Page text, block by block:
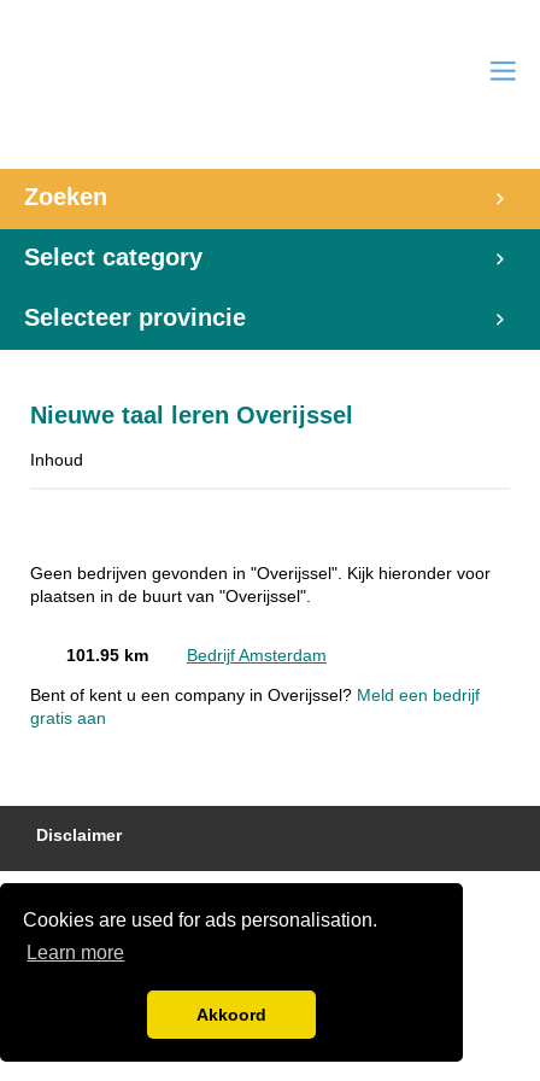
Cookies are used for ads personalisation.
Learn more
Akkoord
Zoeken
Select category
Selecteer provincie
Nieuwe taal leren Overijssel
Inhoud
Geen bedrijven gevonden in "Overijssel". Kijk hieronder voor
plaatsen in de buurt van "Overijssel".
101.95 km Bedrijf Amsterdam
Bent of kent u een company in Overijssel? Meld een bedrijf
gratis aan
Disclaimer